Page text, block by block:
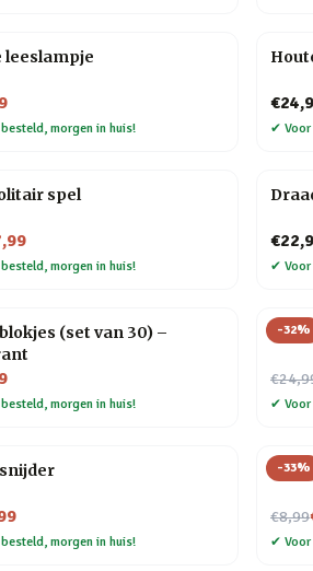
leeslampje
morgen in huis! ✔
spel
morgen in huis! ✔
(set van 30) –
morgen in huis!
-32%
Nu
✔
morgen in huis!
-33%
€8,99
Nu
✔